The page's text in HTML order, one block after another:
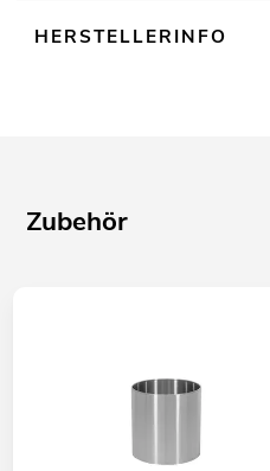
HERSTELLERINFO
Zubehör